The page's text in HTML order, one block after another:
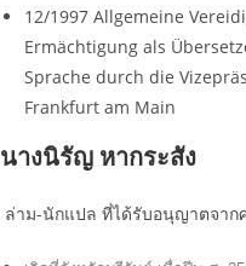
12/1997 Allgemeine
Ermächtigung als
Sprache durch die
Frankfurt am Main
นางนิรัญ หากระสัง
ล่าม-นักแปล ที่ได้รับอนุญาตจาก